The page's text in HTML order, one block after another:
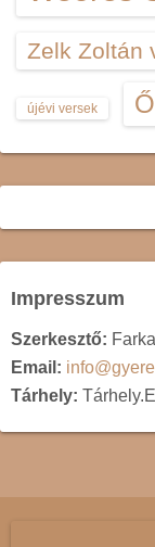
Zelk Zoltán
újévi versek
Impresszum
Szerkesztő:
Email:
Tárhely: